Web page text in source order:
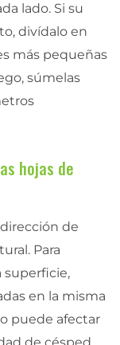
lado. Si su
divídalo en
más pequeñas
súmelas
hojas de
de
Para
superficie,
en la misma
puede afectar